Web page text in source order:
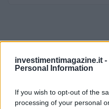
investimentimagazine.it -
Personal Information
If you wish to opt-out of the
processing of your personal